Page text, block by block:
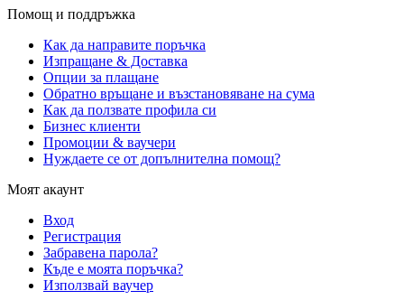
Помощ и поддръжка
Как да направите поръчка
Изпращане & Доставка
Опции за плащане
Обратно връщане и възстановяване на сума
Как да ползвате профила си
Бизнес клиенти
Промоции & ваучери
Нуждаете се от допълнителна помощ?
Моят акаунт
Вход
Регистрация
Забравена парола?
Къде е моята поръчка?
Използвай ваучер